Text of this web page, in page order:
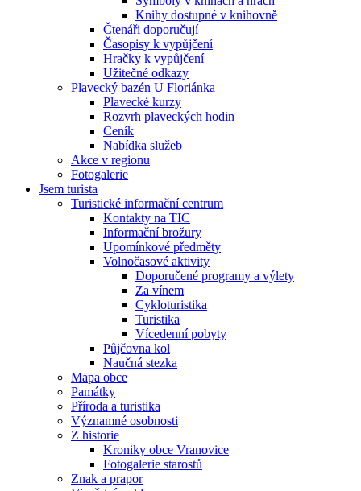
Knihy dostupné v knihovně
Čtenáři doporučují
Časopisy k vypůjčení
Hračky k vypůjčení
Užitečné odkazy
Plavecký bazén U Floriánka
Plavecké kurzy
Rozvrh plaveckých hodin
Ceník
Nabídka služeb
Akce v regionu
Fotogalerie
Jsem turista
Turistické informační centrum
Kontakty na TIC
Informační brožury
Upomínkové předměty
Volnočasové aktivity
Doporučené programy a výlety
Za vínem
Cykloturistika
Turistika
Vícedenní pobyty
Půjčovna kol
Naučná stezka
Mapa obce
Památky
Příroda a turistika
Významné osobnosti
Z historie
Kroniky obce Vranovice
Fotogalerie starostů
Znak a prapor